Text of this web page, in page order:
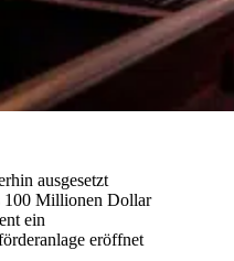
ausgesetzt
100 Millionen Dollar
ein
eröffnet